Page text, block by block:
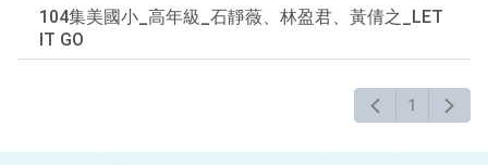
104集美國小_高年級_石靜薇、林盈君、黃倩之_LET
IT GO
1